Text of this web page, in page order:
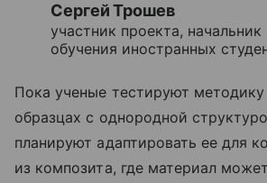
Сергей Трошев
участник проекта, начальник
обучения иностранных
Пока ученые тестируют
образцах с однородной
планируют адаптировать ее для
из композита, где материал